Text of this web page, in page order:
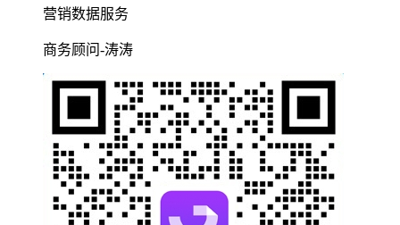
营销数据服务
商务顾问-涛涛